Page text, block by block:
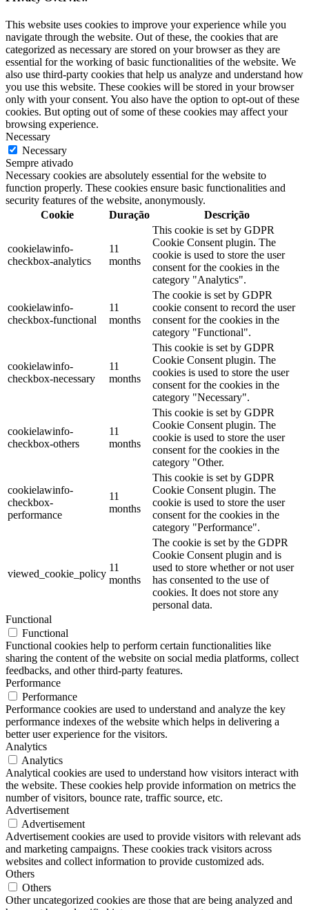
This website uses cookies to improve your experience while you
navigate through the website. Out of these, the cookies that are
categorized as necessary are stored on your browser as they are
essential for the working of basic functionalities of the website. We
also use third-party cookies that help us analyze and understand how
you use this website. These cookies will be stored in your browser
only with your consent. You also have the option to opt-out of these
cookies. But opting out of some of these cookies may affect your
browsing experience.
Necessary
Necessary
Sempre ativado
Necessary cookies are absolutely essential for the website to
function properly. These cookies ensure basic functionalities and
security features of the website, anonymously.
Cookie
Duração Descrição
cookielawinfo-
checkbox-analytics
11
months
This cookie is set by GDPR
Cookie Consent plugin. The
cookie is used to store the user
consent for the cookies in the
category "Analytics".
cookielawinfo-
checkbox-functional
11
months
The cookie is set by GDPR
cookie consent to record the user
consent for the cookies in the
category "Functional".
cookielawinfo-
checkbox-necessary
11
months
This cookie is set by GDPR
Cookie Consent plugin. The
cookies is used to store the user
consent for the cookies in the
category "Necessary".
cookielawinfo-
checkbox-others
11
months
This cookie is set by GDPR
Cookie Consent plugin. The
cookie is used to store the user
consent for the cookies in the
category "Other.
cookielawinfo-
checkbox-
performance
11
months
This cookie is set by GDPR
Cookie Consent plugin. The
cookie is used to store the user
consent for the cookies in the
category "Performance".
viewed_cookie_policy
11
months
The cookie is set by the GDPR
Cookie Consent plugin and is
used to store whether or not user
has consented to the use of
cookies. It does not store any
personal data.
Functional
Functional
Functional cookies help to perform certain functionalities like
sharing the content of the website on social media platforms, collect
feedbacks, and other third-party features.
Performance
Performance
Performance cookies are used to understand and analyze the key
performance indexes of the website which helps in delivering a
better user experience for the visitors.
Analytics
Analytics
Analytical cookies are used to understand how visitors interact with
the website. These cookies help provide information on metrics the
number of visitors, bounce rate, traffic source, etc.
Advertisement
Advertisement
Advertisement cookies are used to provide visitors with relevant ads
and marketing campaigns. These cookies track visitors across
websites and collect information to provide customized ads.
Others
Others
Other uncategorized cookies are those that are being analyzed and